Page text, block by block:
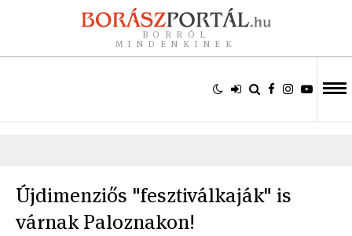
BORRÓL
MINDENKINEK
Újdimenziős "fesztiválkaják" is
várnak Paloznakon!